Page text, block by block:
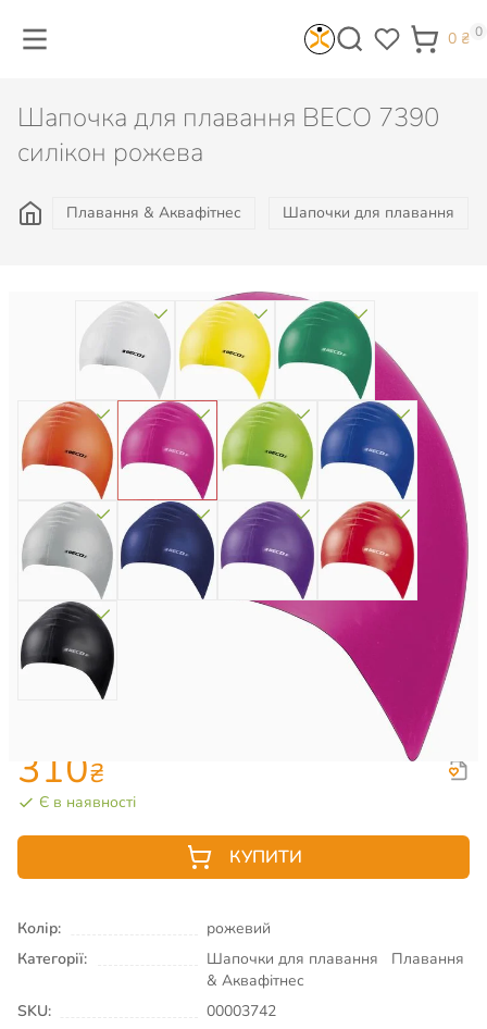
0 ₴ 0
Шапочка для плавання BECO 7390
силікон рожева
Плавання & Аквафітнес Шапочки для плавання
310₴
Є в наявності
КУПИТИ
Колір:
рожевий
Категорії:
Шапочки для плавання
Плавання
& Аквафітнес
SKU:
00003742